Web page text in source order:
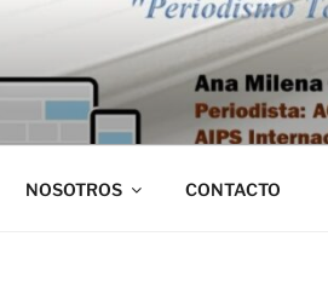
NOSOTROS CONTACTO